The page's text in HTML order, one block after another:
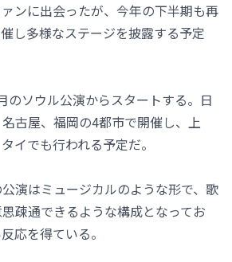
ンに出会ったが、今年の下半期も再
し多様なステージを披露する予定
のソウル公演からスタートする。日
古屋、福岡の4都市で開催し、上
イでも行われる予定だ。
演はミュージカルのような形で、歌
疎通できるような構成となってお
応を得ている。